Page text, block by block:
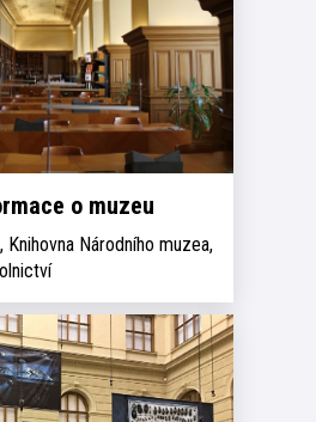
o muzeu
Knihovna Národního muzea,